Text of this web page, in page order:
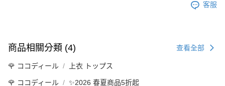
客服
商品相關分類 (4) 查看全部
🌹 ココディール 上衣 トップス
🌹 ココディール ✨2026 春夏商品5折起